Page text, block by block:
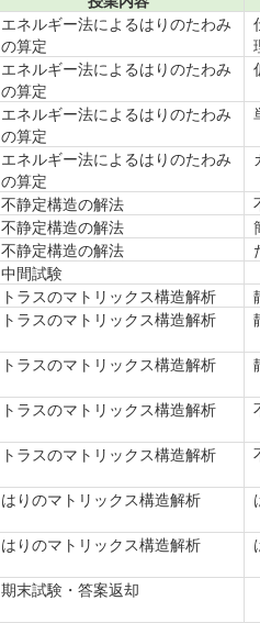
エネルギー法によるはりのたわみ
の算定
エネルギー法によるはりのたわみ
の算定
エネルギー法によるはりのたわみ
の算定
エネルギー法によるはりのたわみ
の算定
不静定構造の解法
不静定構造の解法
不静定構造の解法
中間試験
トラスのマトリックス構造解析
トラスのマトリックス構造解析
トラスのマトリックス構造解析
トラスのマトリックス構造解析
トラスのマトリックス構造解析
はりのマトリックス構造解析
はりのマトリックス構造解析
期末試験・答案返却